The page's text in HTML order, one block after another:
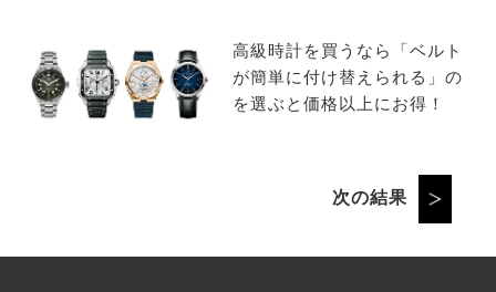
高級時計を買うなら「ベルト
が簡単に付け替えられる」の
を選ぶと価格以上にお得！
次の結果